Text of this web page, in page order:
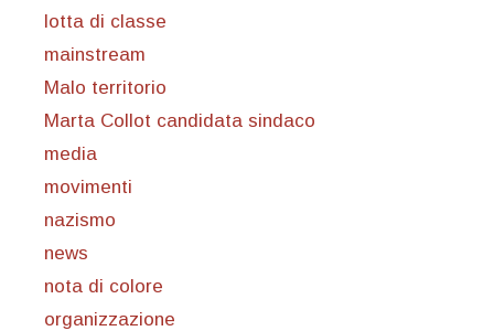
lotta di classe
mainstream
Malo territorio
Marta Collot candidata sindaco
media
movimenti
nazismo
news
nota di colore
organizzazione